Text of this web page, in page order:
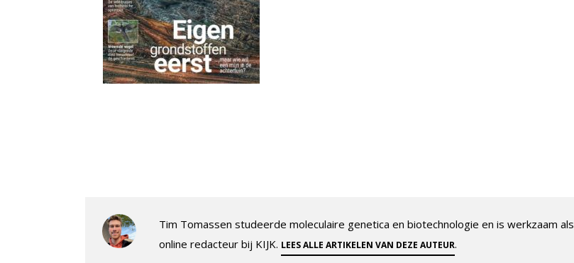
Tim Tomassen studeerde moleculaire genetica en biotechnologie en is werkzaam als
online redacteur bij KIJK. LEES ALLE ARTIKELEN VAN DEZE AUTEUR.